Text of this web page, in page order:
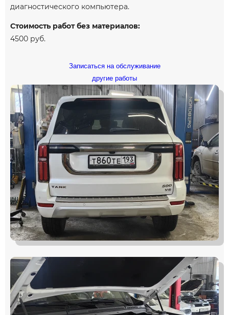
диагностического компьютера.
Стоимость работ без материалов:
4500 руб.
Записаться на обслуживание
другие работы